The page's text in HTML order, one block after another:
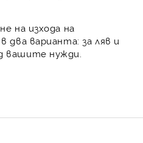
на изхода на
два варианта: за ляв и
вашите нужди.